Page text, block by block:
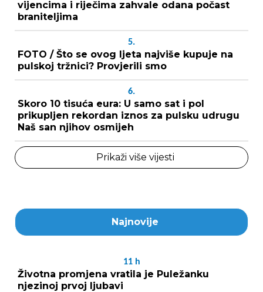
vijencima i riječima zahvale odana počast
braniteljima
5.
FOTO / Što se ovog ljeta najviše kupuje na
pulskoj tržnici? Provjerili smo
6.
Skoro 10 tisuća eura: U samo sat i pol
prikupljen rekordan iznos za pulsku udrugu
Naš san njihov osmijeh
Prikaži više vijesti
Najnovije
11 h
Životna promjena vratila je Puležanku
njezinoj prvoj ljubavi